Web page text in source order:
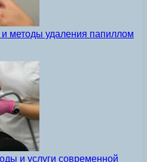
методы удаления папиллом
и услуги современной